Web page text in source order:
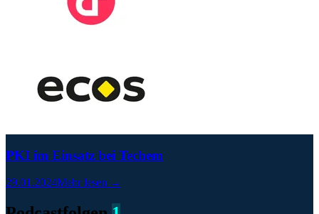
PKI im Einsatz bei Techem
29.01.2024Mehr lesen →